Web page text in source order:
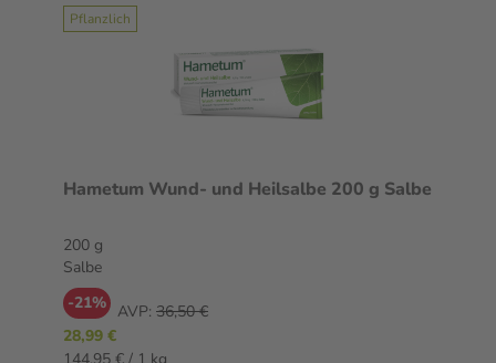
Pflanzlich
Hametum Wund- und Heilsalbe 200 g Salbe
200 g
Salbe
-21% AVP: 36,50 €
28,99 €
144,95 € / 1 kg